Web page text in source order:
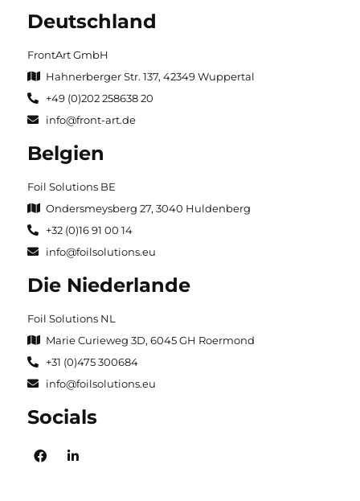
Deutschland
FrontArt GmbH
Hahnerberger Str. 137, 42349 Wuppertal
+49 (0)202 258638 20
info@front-art.de
Belgien
Foil Solutions BE
Ondersmeysberg 27, 3040 Huldenberg
+32 (0)16 91 00 14
info@foilsolutions.eu
Die Niederlande
Foil Solutions NL
Marie Curieweg 3D, 6045 GH Roermond
+31 (0)475 300684
info@foilsolutions.eu
Socials